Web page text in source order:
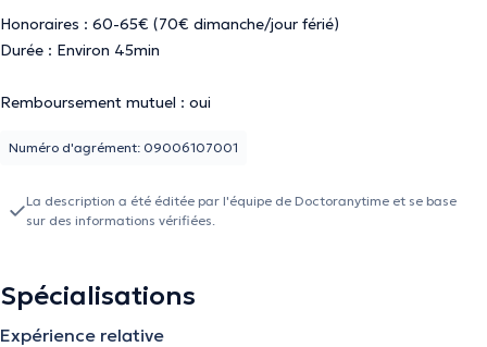
Honoraires : 60-65€ (70€ dimanche/jour férié)
Durée : Environ 45min
Remboursement mutuel : oui
Numéro d'agrément: 09006107001
La description a été éditée par l'équipe de Doctoranytime et se base
sur des informations vérifiées.
Spécialisations
Expérience relative